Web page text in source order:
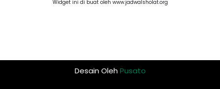
Widget ini di buat oleh www.jadwalsholat.org
Desain OlehPusato